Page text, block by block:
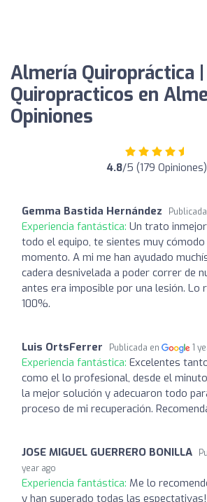
Almería Quiropráctica |
Quiropracticos en
Opiniones
4.8/5 (179 Opiniones)
Gemma Bastida Hernández
Experiencia fantástica: Un trato
todo el equipo, te sientes muy
momento. A mi me han ayudado
cadera desnivelada a poder correr de
antes era imposible por una lesión. Lo
100%.
Luis OrtsFerrer Publicada en 1
Experiencia fantástica: Excelentes
como el lo profesional, desde el
la mejor solución y adecuaron todo
proceso de mi recuperación.
JOSE MIGUEL GUERRERO BONILLA
year ago
Experiencia fantástica: Me lo
y han superado todas las